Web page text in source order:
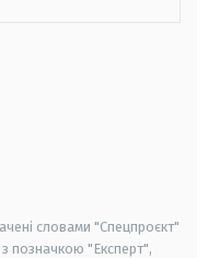
словами "Спецпроєкт"
позначкою "Експерт",